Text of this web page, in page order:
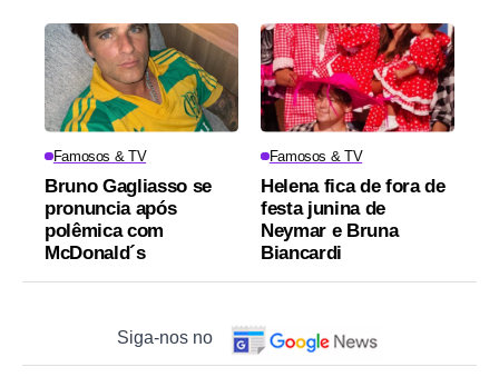
Famosos & TV
Bruno Gagliasso se
pronuncia após
polêmica com
McDonald´s
Famosos & TV
Helena fica de fora de
festa junina de
Neymar e Bruna
Biancardi
Siga-nos no